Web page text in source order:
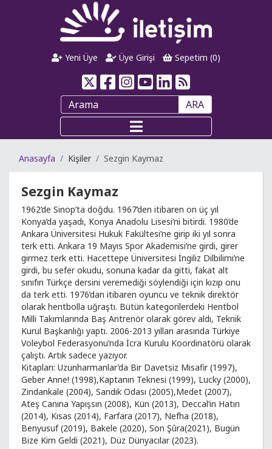
Yeni Üye Üye Girişi Sepetim (0)
ARA
Anasayfa Kişiler Sezgin Kaymaz
Sezgin Kaymaz
1962’de Sinop’ta doğdu. 1967’den itibaren on üç yıl
Konya’da yaşadı, Konya Anadolu Lisesi’ni bitirdi. 1980’de
Ankara Üniversitesi Hukuk Fakültesi’ne girip iki yıl sonra
terk etti. Ankara 19 Mayıs Spor Akademisi’ne girdi, girer
girmez terk etti. Hacettepe Üniversitesi İngiliz Dilbilimi’ne
girdi, bu sefer okudu, sonuna kadar da gitti, fakat alt
sınıfın Türkçe dersini veremediği söylendiği için kızıp onu
da terk etti. 1976’dan itibaren oyuncu ve teknik direktör
olarak hentbolla uğraştı. Bütün kategorilerdeki Hentbol
Milli Takımlarında Baş Antrenör olarak görev aldı, Teknik
Kurul Başkanlığı yaptı. 2006-2013 yılları arasında Türkiye
Voleybol Federasyonu’nda İcra Kurulu Koordinatörü olarak
çalıştı. Artık sadece yazıyor.
Kitapları: Uzunharmanlar’da Bir Davetsiz Misafir (1997),
Geber Anne! (1998),Kaptanın Teknesi (1999), Lucky (2000),
Zindankale (2004), Sandık Odası (2005),Medet (2007),
Ateş Canına Yapışsın (2008), Kün (2013), Deccal’in Hatırı
(2014), Kısas (2014), Farfara (2017), Nefha (2018),
Benyusuf (2019), Bakele (2020), Son Şûra(2021), Bugün
Bize Kim Geldi (2021), Düz Dünyacılar (2023).